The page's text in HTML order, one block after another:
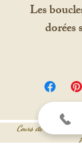
Les
dorées
Cours de micro-